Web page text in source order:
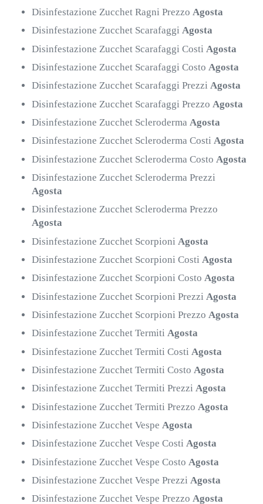
Disinfestazione Zucchet Ragni PrezzoAgosta
Disinfestazione Zucchet ScarafaggiAgosta
Disinfestazione Zucchet Scarafaggi Costi Agosta
Disinfestazione Zucchet Scarafaggi CostoAgosta
Disinfestazione Zucchet Scarafaggi PrezziAgosta
Disinfestazione Zucchet Scarafaggi Prezzo Agosta
Disinfestazione Zucchet SclerodermaAgosta
Disinfestazione Zucchet Scleroderma CostiAgosta
Disinfestazione Zucchet Scleroderma Costo Agosta
Disinfestazione Zucchet Scleroderma Prezzi
Agosta
Disinfestazione Zucchet Scleroderma Prezzo
Agosta
Disinfestazione Zucchet Scorpioni Agosta
Disinfestazione Zucchet Scorpioni CostiAgosta
Disinfestazione Zucchet Scorpioni CostoAgosta
Disinfestazione Zucchet Scorpioni Prezzi Agosta
Disinfestazione Zucchet Scorpioni PrezzoAgosta
Disinfestazione Zucchet TermitiAgosta
Disinfestazione Zucchet Termiti Costi Agosta
Disinfestazione Zucchet Termiti CostoAgosta
Disinfestazione Zucchet Termiti PrezziAgosta
Disinfestazione Zucchet Termiti Prezzo Agosta
Disinfestazione Zucchet VespeAgosta
Disinfestazione Zucchet Vespe CostiAgosta
Disinfestazione Zucchet Vespe Costo Agosta
Disinfestazione Zucchet Vespe PrezziAgosta
Disinfestazione Zucchet Vespe PrezzoAgosta